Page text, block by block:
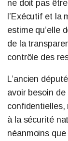
ne doit pas
l’Exécutif et la
estime qu’elle
de la
contrôle des
L’ancien
avoir besoin
confidentielles,
à la sécurité
néanmoins